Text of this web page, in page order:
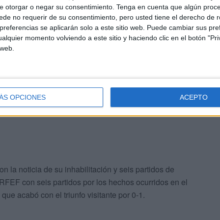
otorgar o negar su consentimiento. Tenga en cuenta que algún
no requerir de su consentimiento, pero usted tiene el derecho de
se aplicarán solo a este sitio web. Puede cambiar sus
momento volviendo a este sitio y haciendo clic en el botón
OPCIONES ACEPTO
porque su reacción no fue la mayor muestra de
palabra perfecta para expresar sus emociones poco
la retransmisión del encuentro se le escuchó
de nosotros. Estoy cansado”, cuando el FC
la noticia de su inhabilitación y seis partidos de
con seis partidos por los hechos ocurridos en el
acabó con el triunfo visitante por 0-1.